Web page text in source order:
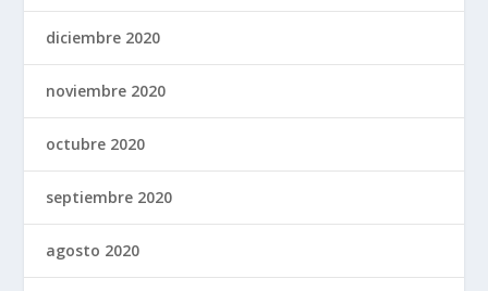
diciembre 2020
noviembre 2020
octubre 2020
septiembre 2020
agosto 2020